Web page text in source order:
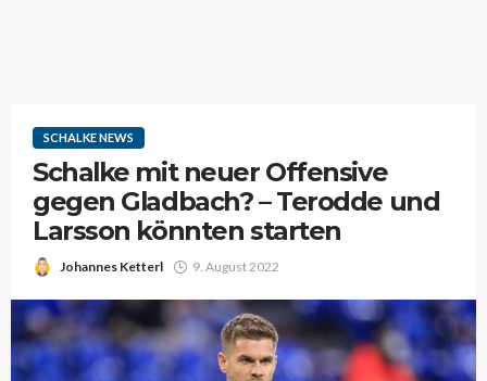
SCHALKE NEWS
Schalke mit neuer Offensive
gegen Gladbach? – Terodde und
Larsson könnten starten
Johannes Ketterl 9. August 2022